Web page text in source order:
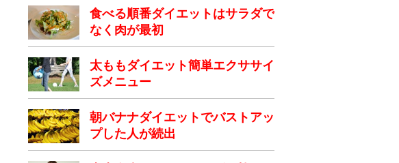
食べる順番ダイエットはサラダで
なく肉が最初
太ももダイエット簡単エクササイ
ズメニュー
朝バナナダイエットでバストアッ
プした人が続出